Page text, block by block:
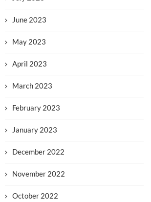
June 2023
May 2023
April 2023
March 2023
February 2023
January 2023
December 2022
November 2022
October 2022